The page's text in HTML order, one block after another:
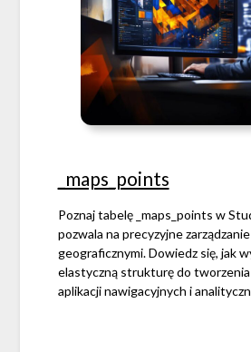
_maps_points
Poznaj tabelę _maps_points w
pozwala na precyzyjne
geograficznymi. Dowiedz się, jak
elastyczną strukturę do
aplikacji nawigacyjnych i